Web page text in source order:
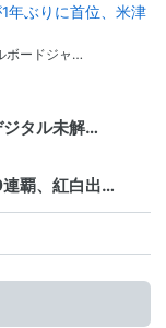
年ぶりに首位、米津
ボードジャ…
ジタル未解…
覇、紅白出…